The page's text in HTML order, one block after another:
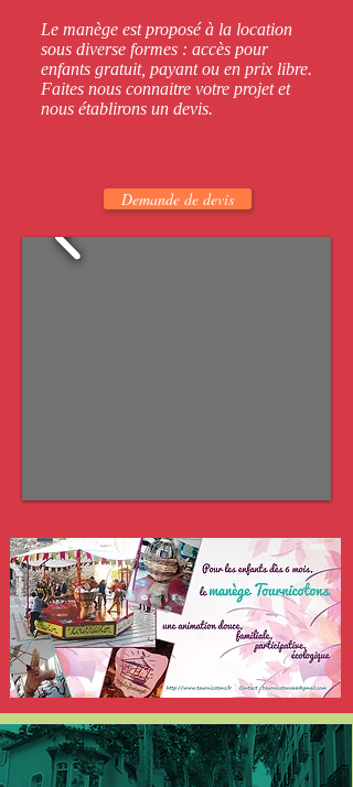
Le manège est proposé à la location
sous diverse formes : accès pour
enfants gratuit, payant ou en prix libre.
Faites nous connaitre votre projet et
nous établirons un devis.
Demande de devis